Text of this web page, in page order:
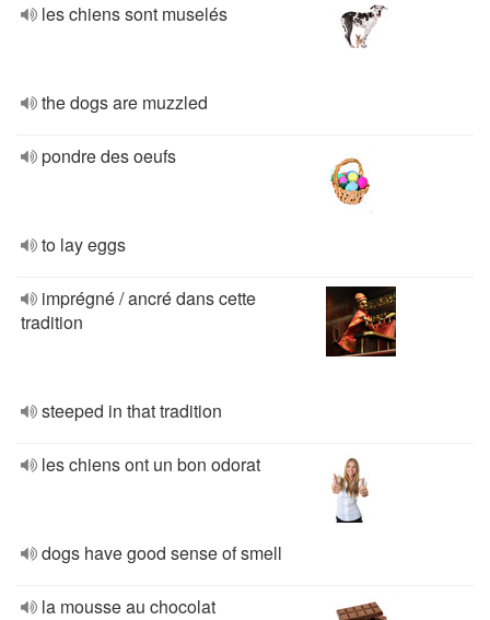
les chiens sont muselés
the dogs are muzzled
pondre des oeufs
to lay eggs
imprégné / ancré dans cette
tradition
steeped in that tradition
les chiens ont un bon odorat
dogs have good sense of smell
la mousse au chocolat